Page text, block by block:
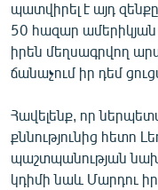
պատվիրել է այդ
50 հազար ամերիկյան
իրեն մեղսագրվող
ճանաչում իր դեմ
Հավելենք, որ
քննությունից հետո
պաշտպանության
կդիմի նաև Մարդու